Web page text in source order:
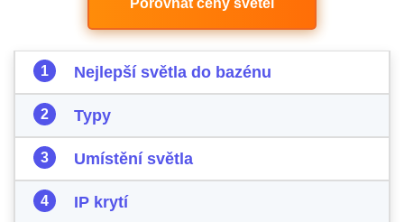
Porovnat ceny světel
Nejlepší světla do bazénu
Typy
Umístění světla
IP krytí